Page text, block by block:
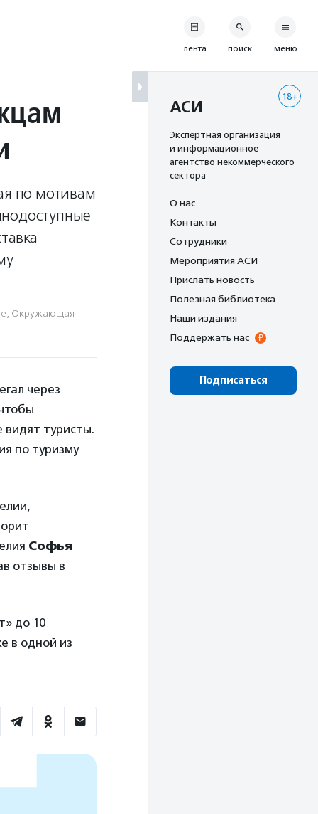
по мотивам
, Окружающая
через
видят туристы.
по туризму
Софья
отзывы в
до 10
в одной из
лента поиск меню
18+
АСИ
Экспертная организация
и информационное
агентство некоммерческого
сектора
О нас
Контакты
Сотрудники
Мероприятия АСИ
Прислать новость
Полезная библиотека
Наши издания
Поддержать нас
Подписаться